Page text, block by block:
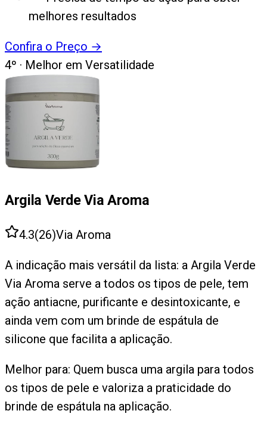
melhores resultados
Confira o Preço →
4º · Melhor em Versatilidade
Argila Verde Via Aroma
4.3(26)Via Aroma
A indicação mais versátil da lista: a Argila Verde
Via Aroma serve a todos os tipos de pele, tem
ação antiacne, purificante e desintoxicante, e
ainda vem com um brinde de espátula de
silicone que facilita a aplicação.
Melhor para: Quem busca uma argila para todos
os tipos de pele e valoriza a praticidade do
brinde de espátula na aplicação.